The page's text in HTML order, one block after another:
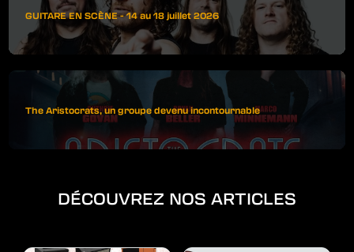
GUITARE EN SCÈNE - 14 au 18 juillet 2026
The Aristocrats, un groupe devenu incontournable
DÉCOUVREZ NOS ARTICLES